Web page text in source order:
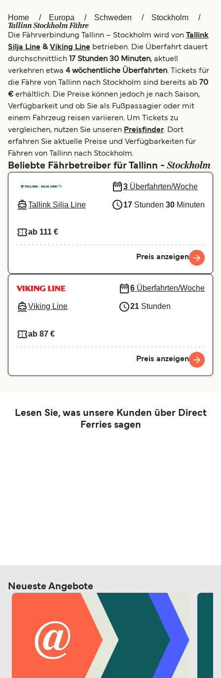
العربية UK
Italia Canada (FR)
Canada België (NL)
Polska Norge
Україна Indonesia
المغرب Maroc (FR)
Home Europa Schweden Stockholm
Tallinn Stockholm Fähre
Die Fährverbindung Tallinn – Stockholm wird von
Tallink
Silja Line & Viking Line betrieben. Die Überfahrt dauert
durchschnittlich
17 Stunden 30 Minuten, aktuell
verkehren etwa 4 wöchentliche Überfahrten. Tickets für
die Fähre von Tallinn nach Stockholm sind bereits ab 70
€erhältlich. Die Preise können jedoch je nach Saison,
Verfügbarkeit und ob Sie als Fußpassagier oder mit
einem Fahrzeug reisen variieren. Um Tickets zu
vergleichen, nutzen Sie unseren Preisfinder. Dort
erfahren Sie aktuelle Preise und Verfügbarkeiten für
Fähren von Tallinn nach Stockholm.
Beliebte Fährbetreiber für Tallinn -Stockholm
Tallink Silja Line
3 Überfahrten/Woche
17 Stunden 30 Minuten
ab 111 €
Preis anzeigen
Viking Line
6 Überfahrten/Woche
21 Stunden
ab 87 €
Preis anzeigen
Lesen Sie, was unsere Kunden über Direct
Ferries sagen
Neueste Angebote